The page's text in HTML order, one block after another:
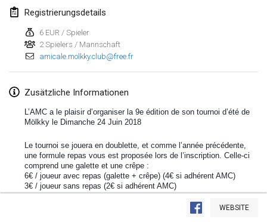
Liste anzeigen
Registrierungsdetails
6 EUR / Spieler
2 Spielers / Mannschaft
amicale.molkky.club@free.fr
Zusätzliche Informationen
L’AMC a le plaisir d’organiser la 9e édition de son tournoi d’été de
Mölkky le Dimanche 24 Juin 2018
Le tournoi se jouera en doublette, et comme l’année précédente,
une formule repas vous est proposée lors de l’inscription. Celle-ci
comprend une galette et une crêpe :
6€ / joueur avec repas (galette + crêpe) (4€ si adhérent AMC)
3€ / joueur sans repas (2€ si adhérent AMC)
Possibilité aussi de pique-niquer, un barbecue sera à votreWEBSITE
Tournoi de la St Valentin
10. Feb. 2018|
Faschings-Mölkky
11. Feb. 2018|Deutschland
24. Feb. 2018 |Tschechische Republik
SM HalliMölkky - Finnish Championship
24. Feb. 2018 |Finnland
Tournoi de l'ASSER